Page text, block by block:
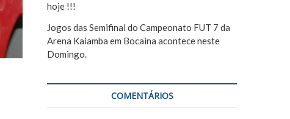
hoje !!!
Jogos das Semifinal do Campeonato FUT 7 da
Arena Kaiamba em Bocaina acontece neste
Domingo.
COMENTÁRIOS